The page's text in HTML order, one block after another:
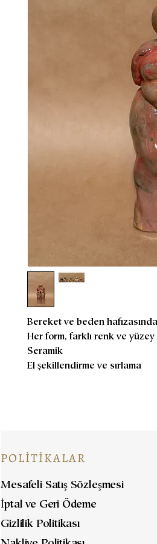
Bereket ve beden
Her form, farklı renk ve
Seramik
El şekillendirme ve sırlama
POLİTİKALAR
Mesafeli Satış Sözleşmesi
İptal ve Geri Ödeme
Gizlilik Politikası